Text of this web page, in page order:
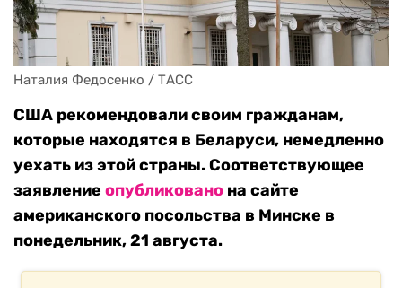
Наталия Федосенко / ТАСС
США рекомендовали своим гражданам,
которые находятся в Беларуси, немедленно
уехать из этой страны. Соответствующее
заявление опубликовано на сайте
американского посольства в Минске в
понедельник, 21 августа.